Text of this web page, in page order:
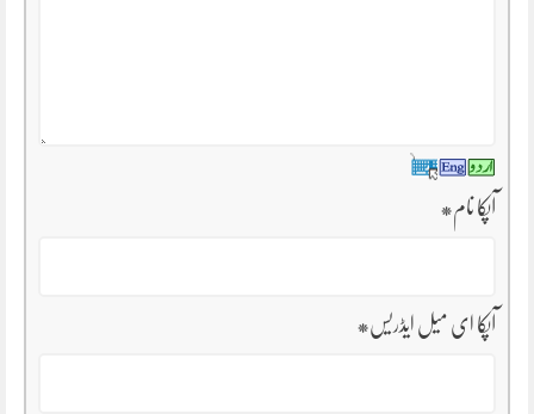
آپکا نام*
آپکا ای میل ایڈریس*